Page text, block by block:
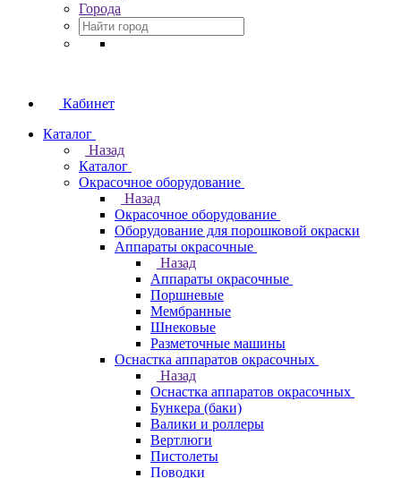
Города
Кабинет
Каталог
Назад
Каталог
Окрасочное оборудование
Назад
Окрасочное оборудование
Оборудование для порошковой окраски
Аппараты окрасочные
Назад
Аппараты окрасочные
Поршневые
Мембранные
Шнековые
Разметочные машины
Оснастка аппаратов окрасочных
Назад
Оснастка аппаратов окрасочных
Бункера (баки)
Валики и роллеры
Вертлюги
Пистолеты
Поводки